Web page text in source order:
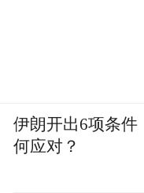
伊朗开出6项条件
何应对？